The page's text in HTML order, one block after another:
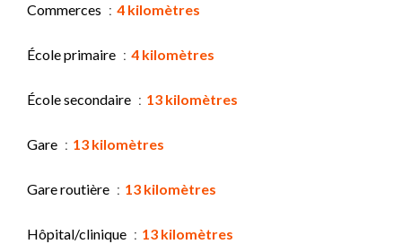
Commerces 4 kilomètres
École primaire 4 kilomètres
École secondaire 13 kilomètres
Gare 13 kilomètres
Gare routière 13 kilomètres
Hôpital/clinique 13 kilomètres